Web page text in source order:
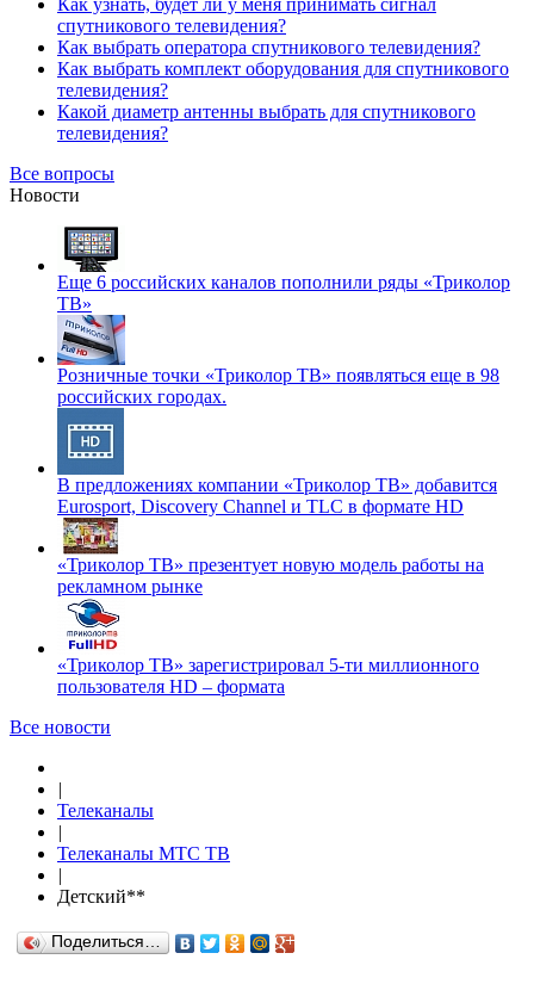
Как узнать, будет ли у меня принимать сигнал
спутникового телевидения?
Как выбрать оператора спутникового телевидения?
Как выбрать комплект оборудования для спутникового
телевидения?
Какой диаметр антенны выбрать для спутникового
телевидения?
Все вопросы
Новости
Еще 6 российских каналов пополнили ряды «Триколор
ТВ»
Розничные точки «Триколор ТВ» появляться еще в 98
российских городах.
В предложениях компании «Триколор ТВ» добавится
Eurosport, Discovery Channel и TLC в формате HD
«Триколор ТВ» презентует новую модель работы на
рекламном рынке
«Триколор ТВ» зарегистрировал 5-ти миллионного
пользователя HD – формата
Все новости
|
Телеканалы
|
Телеканалы МТС ТВ
|
Детский**
Поделиться…